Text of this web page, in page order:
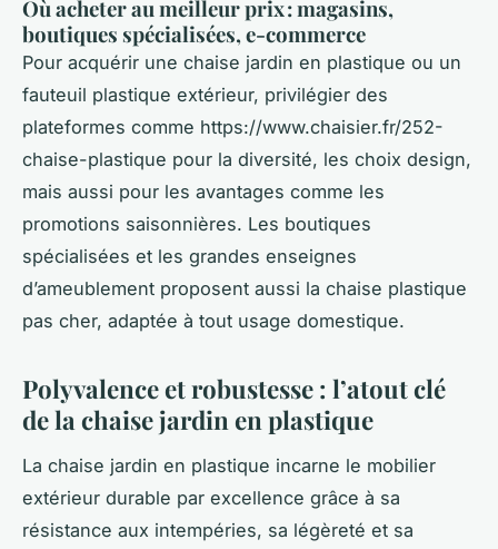
Où acheter au meilleur prix : magasins,
boutiques spécialisées, e-commerce
Pour acquérir une chaise jardin en plastique ou un
fauteuil plastique extérieur, privilégier des
plateformes comme https://www.chaisier.fr/252-
chaise-plastique pour la diversité, les choix design,
mais aussi pour les avantages comme les
promotions saisonnières. Les boutiques
spécialisées et les grandes enseignes
d’ameublement proposent aussi la chaise plastique
pas cher, adaptée à tout usage domestique.
Polyvalence et robustesse : l’atout clé
de la chaise jardin en plastique
La chaise jardin en plastique incarne le mobilier
extérieur durable par excellence grâce à sa
résistance aux intempéries, sa légèreté et sa